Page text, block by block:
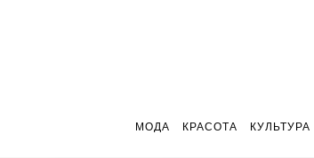
МОДА КРАСОТА КУЛЬТУРА